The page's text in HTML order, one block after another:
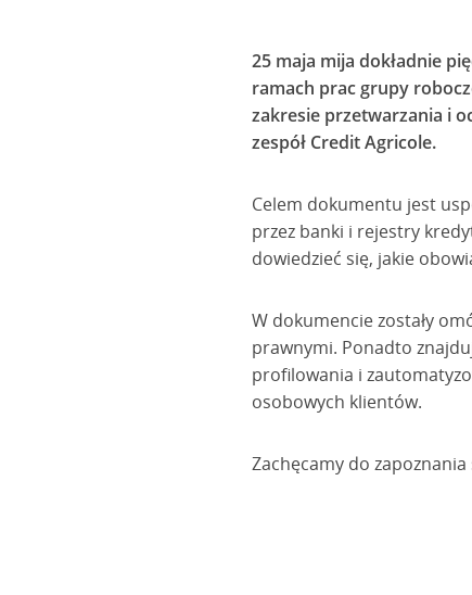
25 maja mija dokładnie
ramach prac grupy
zakresie przetwarzania i
zespół Credit Agricole.
Celem dokumentu jest
przez banki i rejestry
dowiedzieć się, jakie
W dokumencie zostały
prawnymi. Ponadto
profilowania i
osobowych klientów.
Zachęcamy do